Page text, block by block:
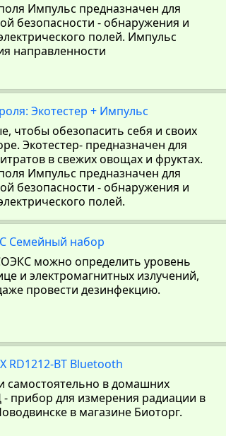
Импульс предназначен для
безопасности - обнаружения и
полей. Импульс
направленности
Экотестер + Импульс
чтобы обезопасить себя и своих
Экотестер- предназначен для
в свежих овощах и фруктах.
Импульс предназначен для
безопасности - обнаружения и
полей.
Семейный набор
можно определить уровень
и электромагнитных излучений,
провести дезинфекцию.
RD1212-BT Bluetooth
самостоятельно в домашних
- прибор для измерения радиации в
в магазине Биоторг.